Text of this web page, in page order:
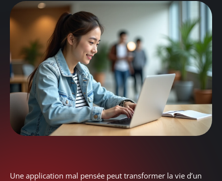
Une application mal pensée peut transformer la vie d’un